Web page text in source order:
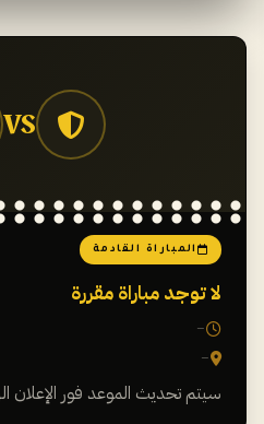
VS
المباراة القادمة
لا توجد مباراة مقررة
—
—
سيتم تحديث الموعد فور الإعلان